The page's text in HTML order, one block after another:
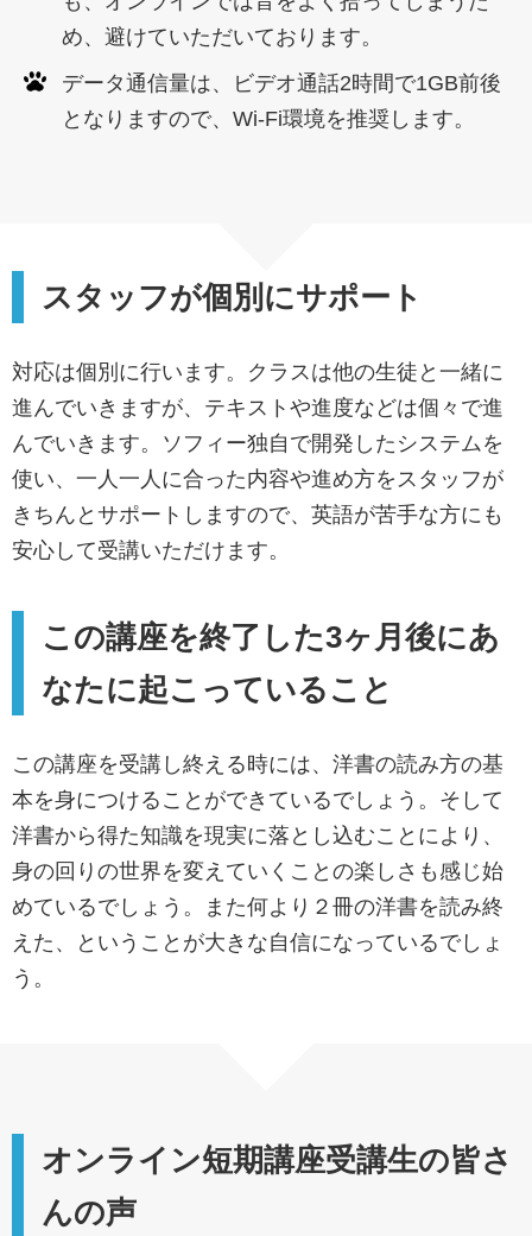
め、避けていただいております。
データ通信量は、ビデオ通話2時間で1GB前後
となりますので、Wi-Fi環境を推奨します。
スタッフが個別にサポート
対応は個別に行います。クラスは他の生徒と一緒に
進んでいきますが、テキストや進度などは個々で進
んでいきます。ソフィー独自で開発したシステムを
使い、一人一人に合った内容や進め方をスタッフが
きちんとサポートしますので、英語が苦手な方にも
安心して受講いただけます。
この講座を終了した3ヶ月後にあ
なたに起こっていること
この講座を受講し終える時には、洋書の読み方の基
本を身につけることができているでしょう。そして
洋書から得た知識を現実に落とし込むことにより、
身の回りの世界を変えていくことの楽しさも感じ始
めているでしょう。また何より２冊の洋書を読み終
えた、ということが大きな自信になっているでしょ
う。
オンライン短期講座受講生の皆さ
んの声